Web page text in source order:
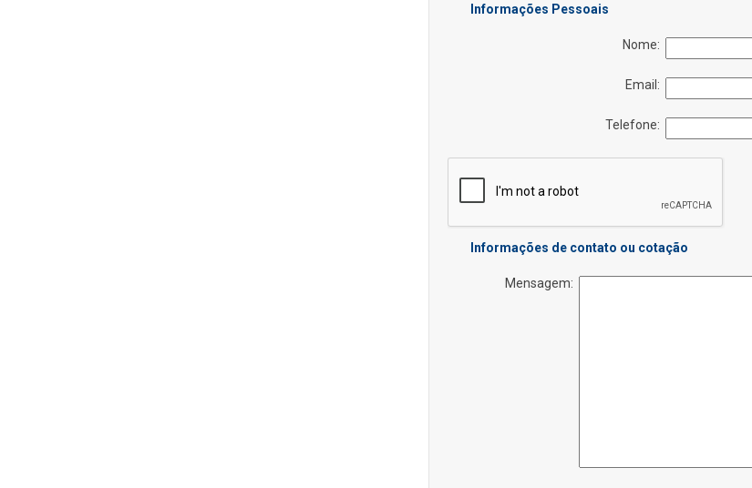
Informações Pessoais
Nome:
Email:
Telefone:
Informações de contato ou cotação
Mensagem: